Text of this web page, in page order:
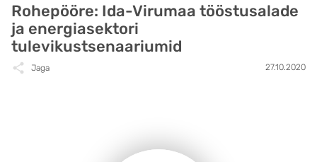
Rohepööre: Ida-Virumaa tööstusalade
ja energiasektori
tulevikustsenaariumid
Jaga 27.10.2020